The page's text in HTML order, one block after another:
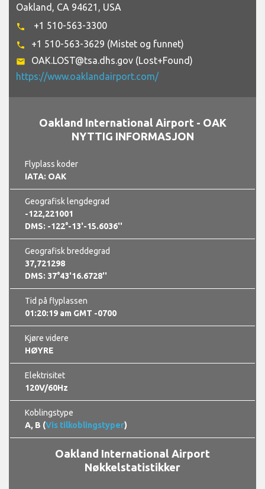
Oakland, CA 94621, USA
phone +1 510-563-3300
phone +1 510-563-3629 (Mistet og funnet)
email
OAK.LOST@tsa.dhs.gov (Lost+Found)
https://www.oaklandairport.com/
Oakland International Airport - OAK
NYTTIG INFORMASJON
Flyplass koder
IATA: OAK
Geografisk lengdegrad
-122,221001
DMS: -122°-13'-15.6036''
Geografisk breddegrad
37,721298
DMS: 37°43'16.6728''
Tid på flyplassen
01:20:20 am GMT -0700
Kjøre videre
HØYRE
Elektrisitet
120V/60Hz
Koblingstype
A, B (Vis tilkoblingstyper)
Oakland International Airport
Nøkkelstatistikker